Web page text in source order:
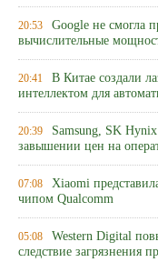
20:53 Google не смогла
вычислительные
20:41 В Китае создали
интеллектом для
20:39 Samsung, SK
завышении цен на
07:08 Xiaomi
чипом Qualcomm
05:08 Western Digital
следствие загрязнения